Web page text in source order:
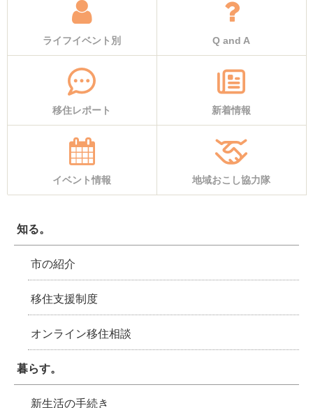
ライフイベント別 Q and A
移住レポート 新着情報
イベント情報 地域おこし協力隊
知る。
市の紹介
移住支援制度
オンライン移住相談
暮らす。
新生活の手続き